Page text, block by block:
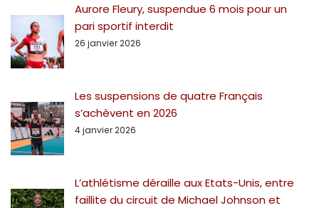
Aurore Fleury, suspendue 6 mois pour un
pari sportif interdit
26 janvier 2026
Les suspensions de quatre Français
s’achèvent en 2026
4 janvier 2026
L’athlétisme déraille aux Etats-Unis, entre
faillite du circuit de Michael Johnson et